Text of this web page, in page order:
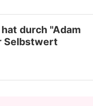
durch "Adam
Selbstwert